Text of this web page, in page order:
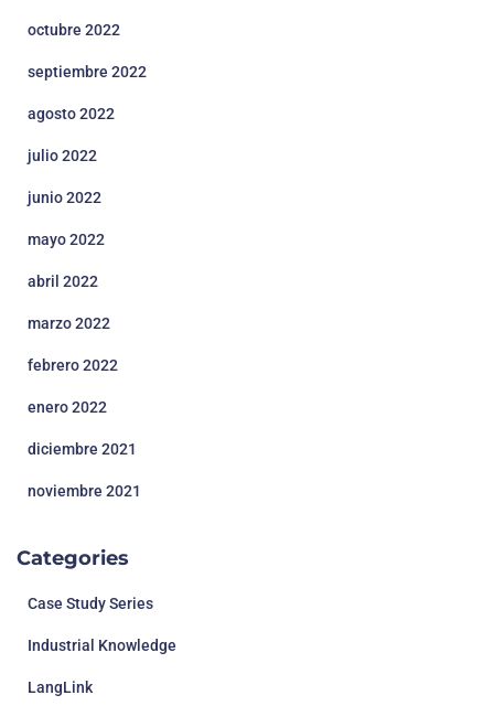
octubre 2022
septiembre 2022
agosto 2022
julio 2022
junio 2022
mayo 2022
abril 2022
marzo 2022
febrero 2022
enero 2022
diciembre 2021
noviembre 2021
Categories
Case Study Series
Industrial Knowledge
LangLink